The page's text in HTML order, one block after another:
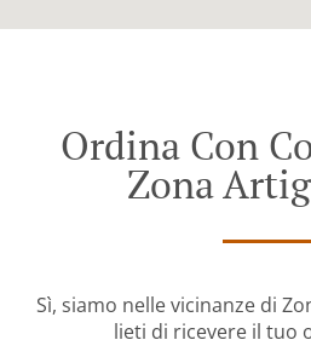
Ordina Con
Zona
Sì, siamo nelle vicinanze di
lieti di ricevere il tuo